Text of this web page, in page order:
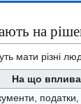
на
мати різні
На що
податки,